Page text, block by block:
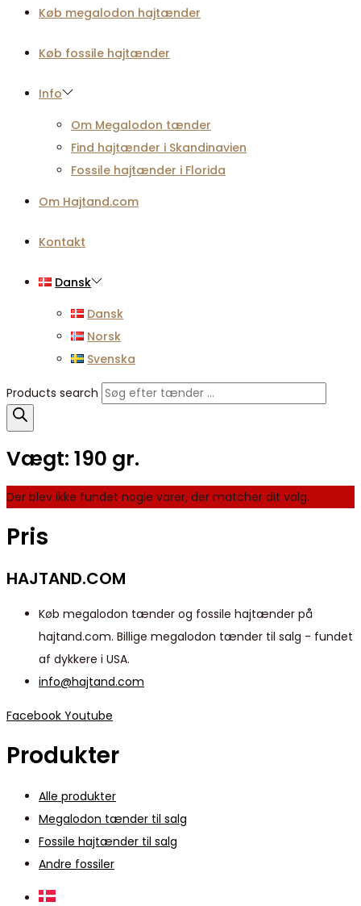
Køb megalodon hajtænder
Køb fossile hajtænder
Info
Om Megalodon tænder
Find hajtænder i Skandinavien
Fossile hajtænder i Florida
Om Hajtand.com
Kontakt
Dansk
Dansk
Norsk
Svenska
Products search
Vægt: 190 gr.
Der blev ikke fundet nogle varer, der matcher dit valg.
Pris
HAJTAND.COM
Køb megalodon tænder og fossile hajtænder på
hajtand.com. Billige megalodon tænder til salg - fundet
af dykkere i USA.
info@hajtand.com
Facebook Youtube
Produkter
Alle produkter
Megalodon tænder til salg
Fossile hajtænder til salg
Andre fossiler